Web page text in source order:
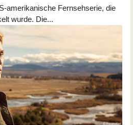
amerikanische Fernsehserie, die
wurde. Die...